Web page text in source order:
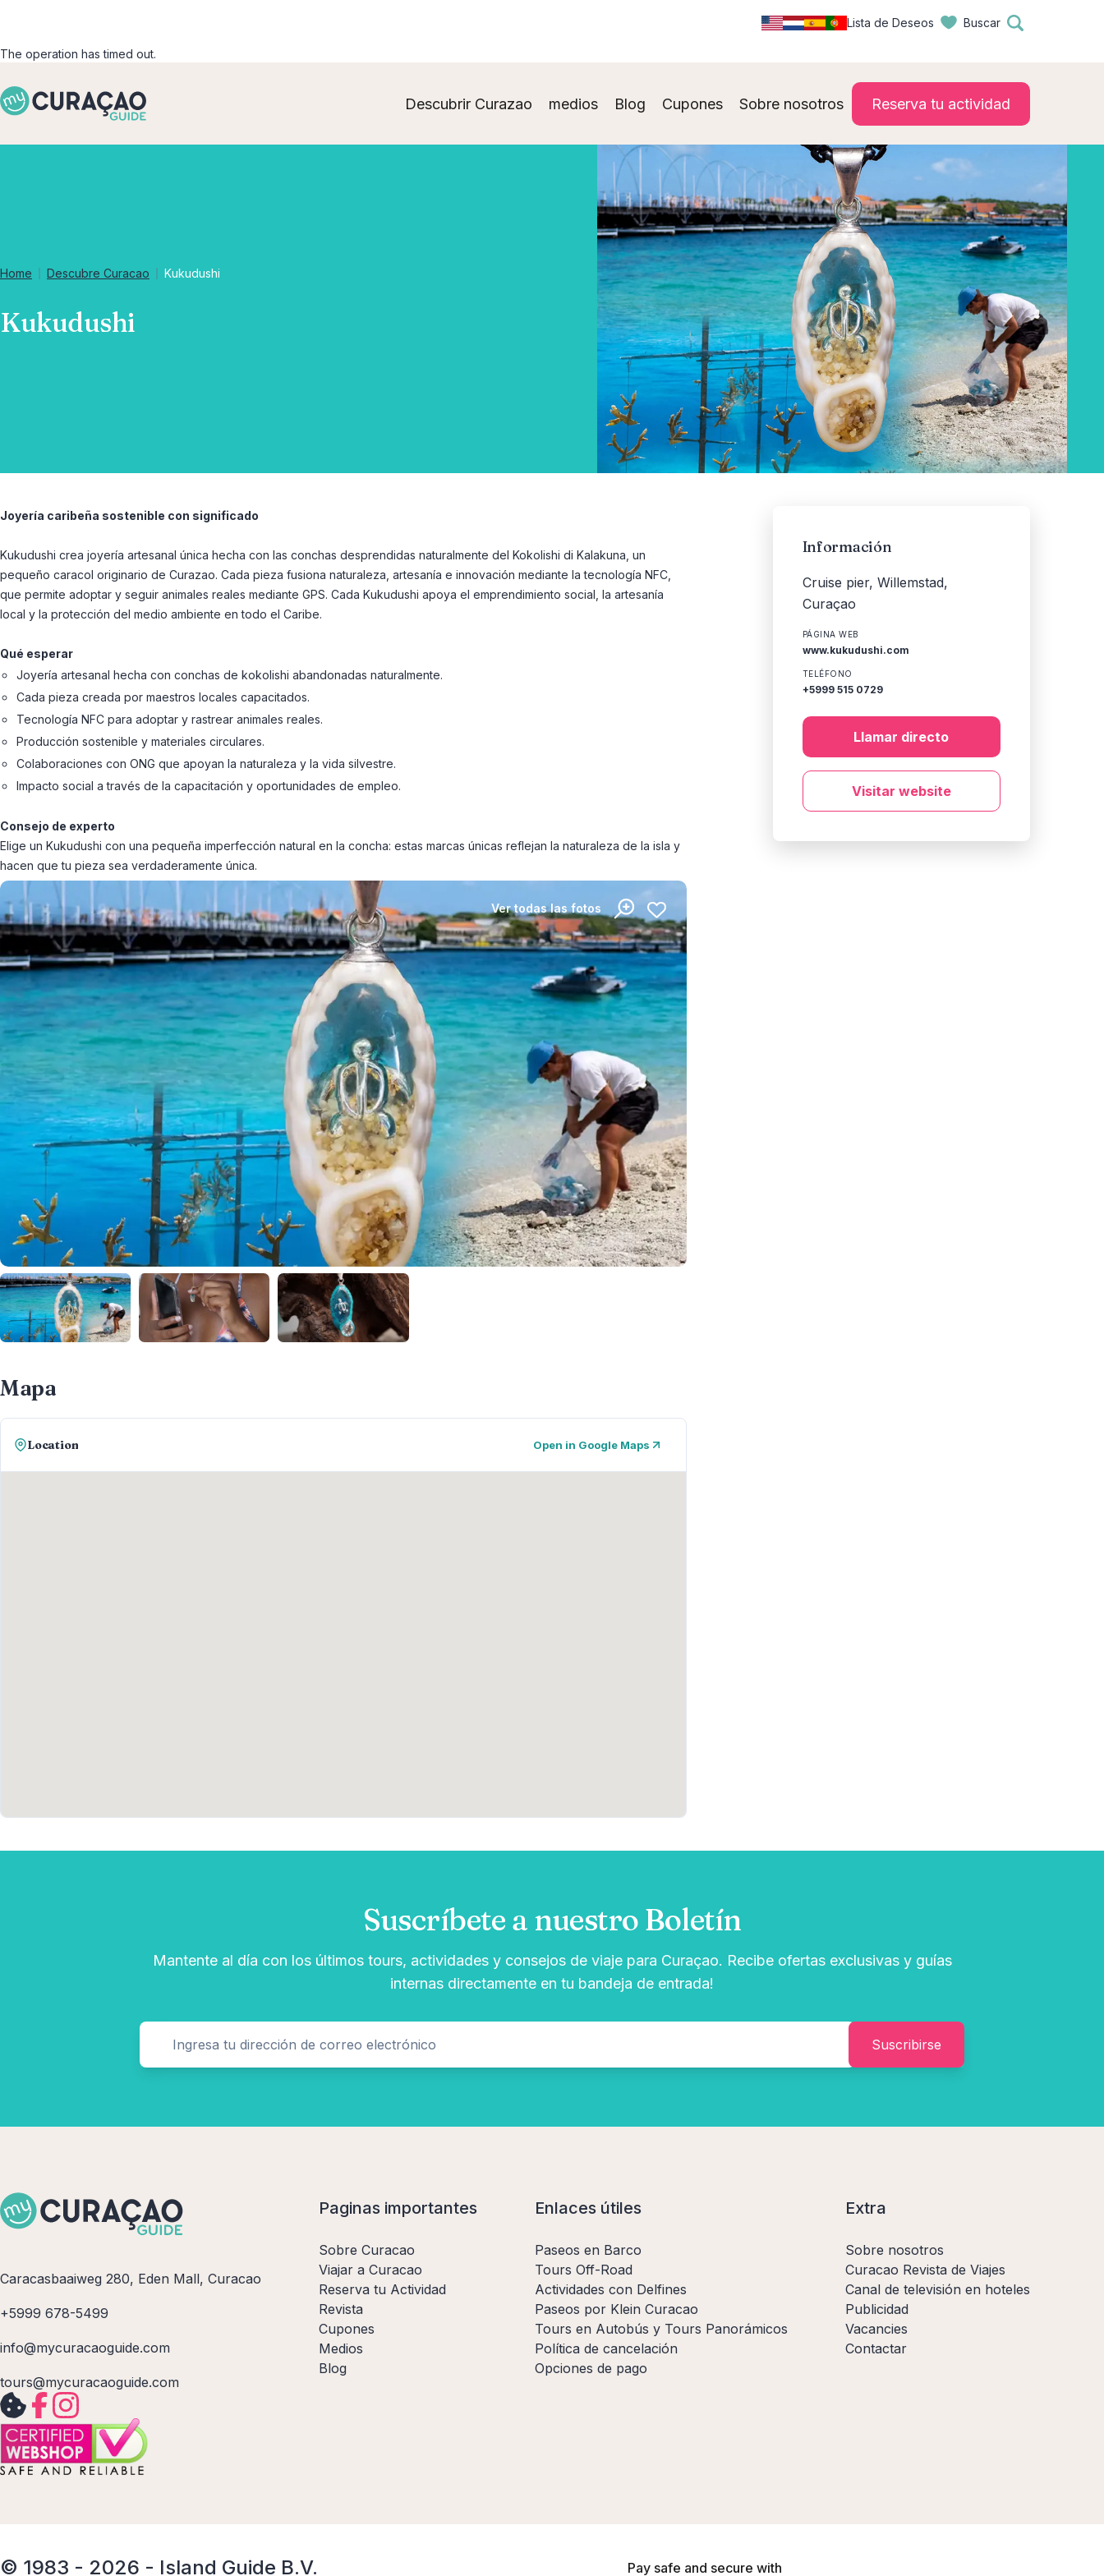
Lista de Deseos Buscar
The operation has timed out.
Descubrir Curazao medios Blog Cupones Sobre nosotros Reserva tu actividad
Home Descubre Curacao Kukudushi
Kukudushi
Joyería caribeña sostenible con significado
Kukudushi crea joyería artesanal única hecha con las conchas desprendidas naturalmente del Kokolishi di Kalakuna, un
pequeño caracol originario de Curazao. Cada pieza fusiona naturaleza, artesanía e innovación mediante la tecnología NFC,
que permite adoptar y seguir animales reales mediante GPS. Cada Kukudushi apoya el emprendimiento social, la artesanía
local y la protección del medio ambiente en todo el Caribe.
Qué esperar
Joyería artesanal hecha con conchas de kokolishi abandonadas naturalmente.
Cada pieza creada por maestros locales capacitados.
Tecnología NFC para adoptar y rastrear animales reales.
Producción sostenible y materiales circulares.
Colaboraciones con ONG que apoyan la naturaleza y la vida silvestre.
Impacto social a través de la capacitación y oportunidades de empleo.
Consejo de experto
Elige un Kukudushi con una pequeña imperfección natural en la concha: estas marcas únicas reflejan la naturaleza de la isla y
hacen que tu pieza sea verdaderamente única.
Ver todas las fotos
Mapa
Location Open in Google Maps
Información
Cruise pier, Willemstad,
Curaçao
PÁGINA WEB
www.kukudushi.com
TELÉFONO
+5999 515 0729
Llamar directo
Visitar website
Suscríbete a nuestro Boletín
Mantente al día con los últimos tours, actividades y consejos de viaje para Curaçao. Recibe ofertas exclusivas y guías
internas directamente en tu bandeja de entrada!
Suscribirse
Caracasbaaiweg 280, Eden Mall, Curacao
+5999 678-5499
info@mycuracaoguide.com
tours@mycuracaoguide.com
Paginas importantes
Sobre Curacao
Viajar a Curacao
Reserva tu Actividad
Revista
Cupones
Medios
Blog
Enlaces útiles
Paseos en Barco
Tours Off-Road
Actividades con Delfines
Paseos por Klein Curacao
Tours en Autobús y Tours Panorámicos
Política de cancelación
Opciones de pago
Extra
Sobre nosotros
Curacao Revista de Viajes
Canal de televisión en hoteles
Publicidad
Vacancies
Contactar
© 1983 - 2026 - Island Guide B.V. Pay safe and secure with